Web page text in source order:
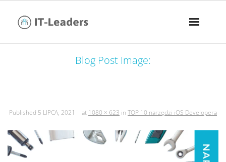
Blog Post Image:
Published 5 LIPCA, 2021 at 1080 × 623 in TOP 10 narzędzi iOS Developera